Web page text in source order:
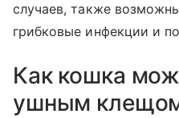
случаев, также
грибковые инфекции и
Как кошка
ушным